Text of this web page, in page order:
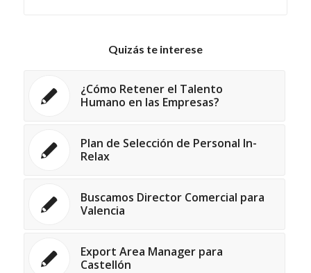
Quizás te interese
¿Cómo Retener el Talento
Humano en las Empresas?
Plan de Selección de Personal In-
Relax
Buscamos Director Comercial para
Valencia
Export Area Manager para
Castellón